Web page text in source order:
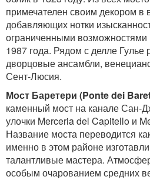
примечателен своим декором
добавляющих нотки
ограниченными возможностями
1987 года. Рядом с делле
дворцовые ансамбли,
Сент-Люсия.
Мост Баретери (Ponte dei
каменный мост на канале Сан-
улочки Merceria del Capitello и
Название моста переводится
именно в этом районе
талантливые мастера.
особым очарованием средних